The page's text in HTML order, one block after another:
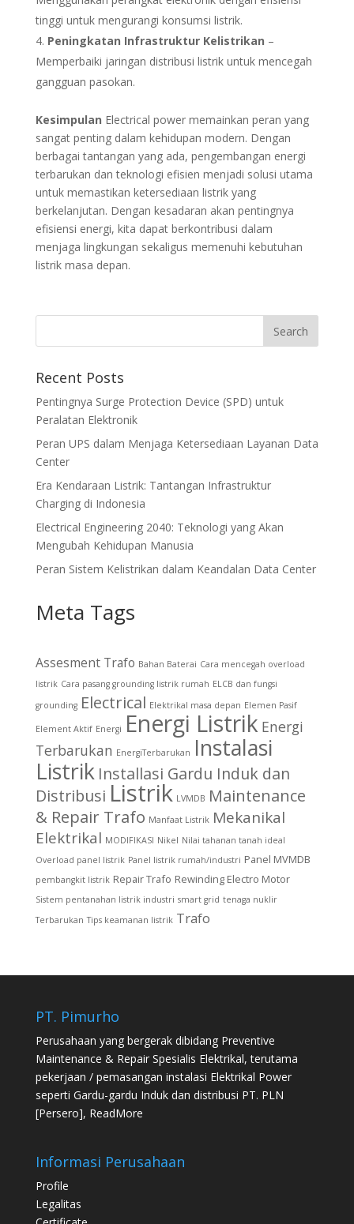
tinggi untuk mengurangi konsumsi listrik.
Peningkatan Infrastruktur Kelistrikan –
Memperbaiki jaringan distribusi listrik untuk mencegah
gangguan pasokan.
Kesimpulan Electrical power memainkan peran yang
sangat penting dalam kehidupan modern. Dengan
berbagai tantangan yang ada, pengembangan energi
terbarukan dan teknologi efisien menjadi solusi utama
untuk memastikan ketersediaan listrik yang
berkelanjutan. Dengan kesadaran akan pentingnya
efisiensi energi, kita dapat berkontribusi dalam
menjaga lingkungan sekaligus memenuhi kebutuhan
listrik masa depan.
Recent Posts
Pentingnya Surge Protection Device (SPD) untuk
Peralatan Elektronik
Peran UPS dalam Menjaga Ketersediaan Layanan Data
Center
Era Kendaraan Listrik: Tantangan Infrastruktur
Charging di Indonesia
Electrical Engineering 2040: Teknologi yang Akan
Mengubah Kehidupan Manusia
Peran Sistem Kelistrikan dalam Keandalan Data Center
Meta Tags
Assesment Trafo Bahan Baterai Cara mencegah overload
listrik Cara pasang grounding listrik rumah ELCB dan fungsi
grounding Electrical Elektrikal masa depan Elemen Pasif
Element Aktif Energi Energi Listrik Energi
Terbarukan EnergiTerbarukan Instalasi
Listrik Installasi Gardu Induk dan
Distribusi Listrik LVMDB Maintenance
& Repair Trafo Manfaat Listrik Mekanikal
Elektrikal MODIFIKASI Nikel Nilai tahanan tanah ideal
Overload panel listrik Panel listrik rumah/industri Panel MVMDB
pembangkit listrik Repair Trafo Rewinding Electro Motor
Sistem pentanahan listrik industri smart grid tenaga nuklir
Terbarukan Tips keamanan listrik Trafo
PT. Pimurho
Perusahaan yang bergerak dibidang Preventive
Maintenance & Repair Spesialis Elektrikal, terutama
pekerjaan / pemasangan instalasi Elektrikal Power
seperti Gardu-gardu Induk dan distribusi PT. PLN
[Persero], ReadMore
Informasi Perusahaan
Profile
Legalitas